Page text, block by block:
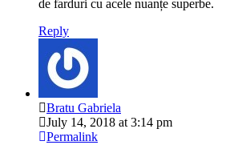
de farduri cu acele nuanțe superbe.
Reply
Bratu Gabriela
July 14, 2018 at 3:14 pm
Permalink